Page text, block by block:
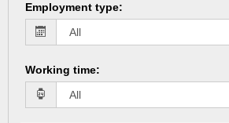
Employment type:
Working time: